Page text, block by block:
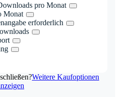
pro Monat
Monat
erforderlich
Weitere Kaufoptionen